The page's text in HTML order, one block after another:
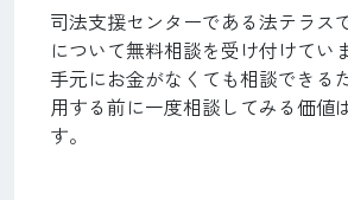
司法支援センターである法テラス
について無料相談を受け付けてい
手元にお金がなくても相談できる
用する前に一度相談してみる価値
す。